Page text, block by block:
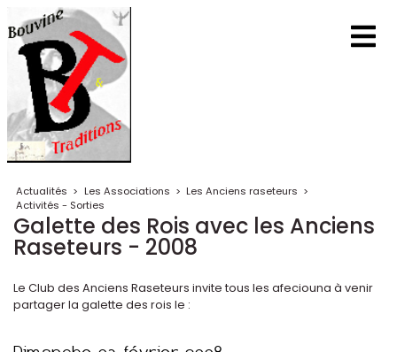
Actualités > Les Associations > Les Anciens raseteurs >
Activités - Sorties
Galette des Rois avec les Anciens
Raseteurs - 2008
Le Club des Anciens Raseteurs invite tous les afeciouna à venir
partager la galette des rois le :